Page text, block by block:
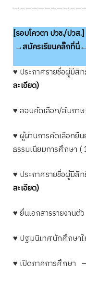
[รอบโควตา ปวช./ปวส.]
→สมัครเรียนคลิ๊กที่นี่←
♥ ประกาศรายชื่อผู้มี
ละเอียด)
♥ สอบคัดเลือก/สัมภา
♥ ผู้ผ่านการคัดเลือกยื
ธรรมเนียมการศึกษา
♥ ประกาศรายชื่อผู้มีสิ
ละเอียด)
♥ ยื่นเอกสารรายงาน
♥ ปฐมนิเทศนักศึกษา
♥ เปิดภาคการศึกษา